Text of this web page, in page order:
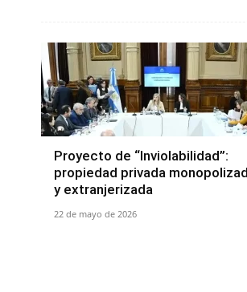
Proyecto de “Inviolabilidad”:
propiedad privada
y extranjerizada
22 de mayo de 2026